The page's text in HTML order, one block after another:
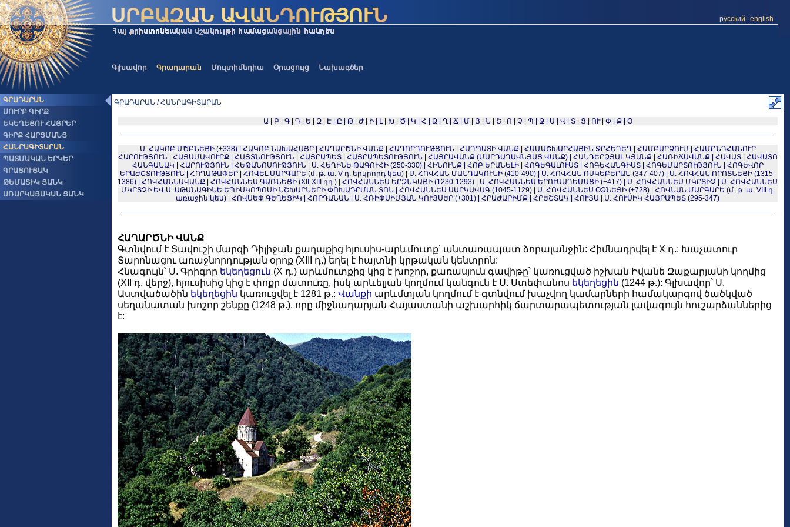
Գլխավոր Գրադարան Մուլտիմեդիա Օրացույց Նախագծեր
русский english
ԳՐԱԴԱՐԱՆ
ՍՈՒՐԲ ԳԻՐՔ
ԵԿԵՂԵՑՈՒ ՀԱՅՐԵՐ
ԳԻՐՔ ՀԱՐՑՄԱՆՑ
ՀԱՆՐԱԳԻՏԱՐԱՆ
ՊԱՏՄԱԿԱՆ ԵՐԿԵՐ
ԳՐԱՑՈՒՑԱԿ
ԹԵՄԱՏԻԿ ՑԱՆԿ
ԱՌԱՐԿԱՅԱԿԱՆ ՑԱՆԿ
ԳՐԱԴԱՐԱՆ / ՀԱՆՐԱԳԻՏԱՐԱՆ
Ա Բ Գ| Դ| Ե Զ| Է| Ը Թ| Ժ| Ի| Լ| Խ| Ծ| Կ Հ Ձ| Ղ| Ճ| Մ| Յ Ն Շ| Ո Չ Պ Ջ| Ս Վ| Տ| Ց ՈՒ| Փ Ք Օ
Ս. ՀԱԿՈԲ ՄԾԲՆԵՑԻ (+338)| ՀԱԿՈԲ ՆԱԽԱՀԱՅՐ| ՀԱՂԱՐԾՆԻ ՎԱՆՔ ՀԱՂՈՐԴՈՒԹՅՈՒՆ ՀԱՂՊԱՏԻ ՎԱՆՔ ՀԱՄԱՇԽԱՐՀԱՅԻՆ ՋՐՀԵՂԵՂ| ՀԱՄԲԱՐՁՈՒՄ| ՀԱՄԸՆԴՀԱՆՈՒՐ
ՀԱՐՈՒԹՅՈՒՆ
ՀԱՅՍՄԱՎՈՒՐՔ ՀԱՅՏՆՈՒԹՅՈՒՆ ՀԱՅՐԱՊԵՏ| ՀԱՅՐԱՊԵՏՈՒԹՅՈՒՆ ՀԱՅՐԱՎԱՆՔ (ՄԱՐԴԱՂԱՎՆՅԱՑ ՎԱՆՔ)| ՀԱՆԴԵՐՁՅԱԼ ԿՅԱՆՔ ՀԱՌԻՃԱՎԱՆՔ ՀԱՎԱՏ| ՀԱՎԱՏՈ
ՀԱՆԳԱՆԱԿ
ՀԱՐՈՒԹՅՈՒՆ ՀԵԹԱՆՈՍՈՒԹՅՈՒՆ Ս. ՀԵՂԻՆԵ ԹԱԳՈՒՀԻ (250-330)| ՀԻՆՈՒՆՔ ՀՈԲ ԵՐԱՆԵԼԻ| ՀՈԳԵԳԱԼՈՒՍՏ| ՀՈԳԵՀԱՆԳԻՍՏ| ՀՈԳԵՄԱՐՏՈՒԹՅՈՒՆ
ՀՈԳԵՎՈՐ
ԵՐԱԺՇՏՈՒԹՅՈՒՆ
ՀՈՂԱԹԱՓԵՐ ՀՈՎԵԼ ՄԱՐԳԱՐԵ (մ. թ. ա. V դ. երկրորդ կես) Ս. ՀՈՎՀԱՆ ՄԱՆԴԱԿՈՒՆԻ (410-490) Ս. ՀՈՎՀԱՆ ՈՍԿԵԲԵՐԱՆ (347-407)
Ս. ՀՈՎՀԱՆ ՈՐՈՏՆԵՑԻ (1315-
1386)
ՀՈՎՀԱՆՆԱՎԱՆՔ ՀՈՎՀԱՆՆԵՍ ԳԱՌՆԵՑԻ (XII-XIII դդ.) ՀՈՎՀԱՆՆԵՍ ԵՐԶՆԿԱՑԻ (1230-1293) Ս. ՀՈՎՀԱՆՆԵՍ ԵՐՈՒՍԱՂԵՄԱՑԻ (+417) Ս. ՀՈՎՀԱՆՆԵՍ ՄԿՐՏԻՉ
Ս. ՀՈՎՀԱՆՆԵՍ
ՄԿՐՏՉԻ ԵՎ Ս. ԱԹԱՆԱԳԻՆԵ ԵՊԻՍԿՈՊՈՍԻ ՆՇԽԱՐՆԵՐԻ ՓՈԽԱԴՐՄԱՆ ՏՈՆ
ՀՈՎՀԱՆՆԵՍ ՍԱՐԿԱՎԱԳ (1045-1129)| Ս. ՀՈՎՀԱՆՆԵՍ ՕՁՆԵՑԻ (+728)| ՀՈՎՆԱՆ ՄԱՐԳԱՐԵ (մ. թ. ա. VIII դ.
առաջին կես)
ՀՈՎՍԵՓ ԳԵՂԵՑԻԿ ՀՈՐԴԱՆԱՆ Ս. ՀՌԻՓՍԻՄՅԱՆ ԿՈՒՅՍԵՐ (+301) ՀՐԱԺԱՐԻՄՔ ՀՐԵՇՏԱԿ ՀՈՒՅՍ Ս. ՀՈՒՍԻԿ ՀԱՅՐԱՊԵՏ (295-347)
ՀԱՂԱՐԾՆԻ ՎԱՆՔ
Գտնվում է Տավուշի մարզի Դիլիջան քաղաքից հյուսիս-արևմուտք՝ անտառապատ ձորալանջին: Հիմնադրվել է X դ.: Խաչատուր
Տարոնացու առաջնորդության օրոք (XIII դ.) եղել է հայտնի կրթական կենտրոն:
Հնագույն՝ Ս. Գրիգոր եկեղեցուն (X դ.) արևմուտքից կից է խոշոր, քառասյուն գավիթը՝ կառուցված իշխան Իվանե Զաքարյանի կողմից
(XII դ. վերջ), հյուսիսից կից է փոքր մատուռը, իսկ արևելյան կողմում կանգուն է Ս. Ստեփանոս եկեղեցին (1244 թ.): Գլխավոր՝ Ս.
Աստվածածին եկեղեցին կառուցվել է 1281 թ.: Վանքի արևմտյան կողմում է գտնվում խաչվող կամարների համակարգով ծածկված
սեղանատան խոշոր շենքը (1248 թ.), որը միջնադարյան Հայաստանի աշխարհիկ ճարտարապետության լավագույն հուշարձաններից
է: